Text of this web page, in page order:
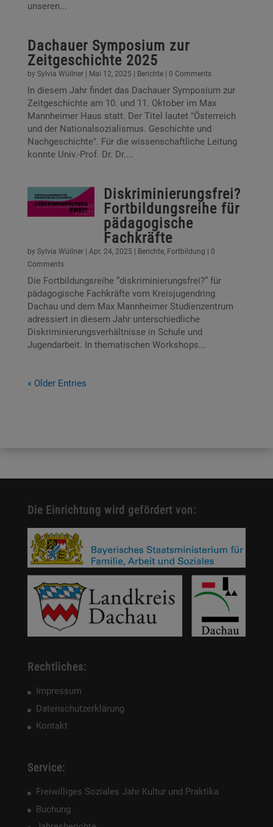
unseren...
Dachauer Symposium zur
Zeitgeschichte 2025
by Sylvia Wüllner Mai 12, 2025 Berichte | 0 Comments
In diesem Jahr findet das Dachauer Symposium zur
Zeitgeschichte am 10. und 11. Oktober im Max
Mannheimer Haus statt. Der Titel lautet "Österreich
und der Nationalsozialismus. Geschichte und
Nachgeschichte". Für die wissenschaftliche Leitung
konnte Univ.-Prof. Dr. Dr....
Diskriminierungsfrei?
Fortbildungsreihe für
pädagogische
Fachkräfte
by Sylvia Wüllner Apr. 24, 2025 Berichte, Fortbildung | 0
Comments
Die Fortbildungsreihe “diskriminierungsfrei?” für
pädagogische Fachkräfte vom Kreisjugendring
Dachau und dem Max Mannheimer Studienzentrum
adressiert in diesem Jahr unterschiedliche
Diskriminierungsverhältnisse in Schule und
Jugendarbeit. In thematischen Workshops...
« Older Entries
Die Einrichtung wird gefördert von:
Rechtliches:
Impressum
Datenschutzerklärung
Kontakt
Service:
Freiwilliges Soziales Jahr Kultur und Praktika
Buchung